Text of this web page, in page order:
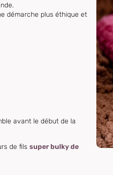
démarche plus éthique et
avant le début de la
de filssuper bulky de